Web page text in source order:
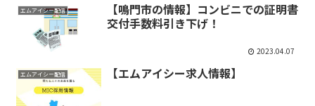
エムアイシー配信
【鳴門市の情報】コンビニでの証明書
交付手数料引き下げ！
2023.04.07
エムアイシー配信 【エムアイシー求人情報】